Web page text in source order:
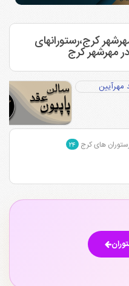
کرج،رستورانهای
مهرشهر کرج
های کرج ۲۴